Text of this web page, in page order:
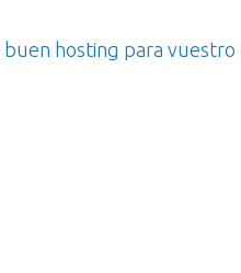
buen hosting para